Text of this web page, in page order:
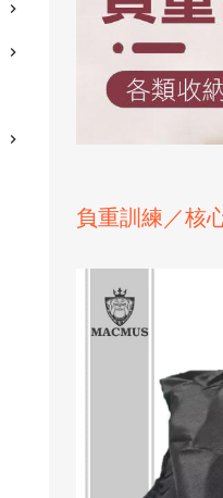
負重訓練／核